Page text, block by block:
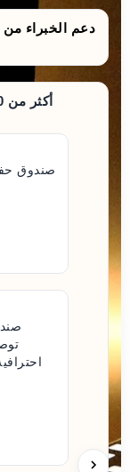
دعم الخبراء
أكثر من 70,000 عميل راضٍ منذ سنة 1999
صندوق